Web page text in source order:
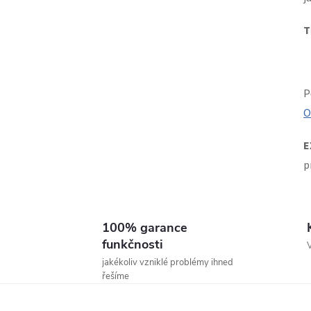
a
r
k
100% garance
funkčnosti
jakékoliv vzniklé problémy ihned
řešíme